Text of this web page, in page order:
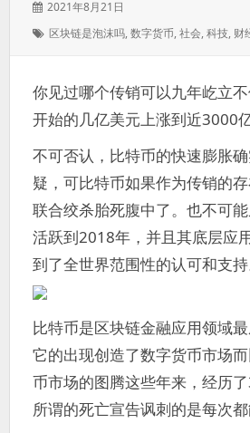
发
于：
2021年8月21日
标
区块链是泡沫吗,数字货币,社会,科技, 财
你见过哪个传销可以九年屹立
开始的几亿美元上涨到近3000
不可否认，比特币的快速膨胀
疑，可比特币如果作为传销的
联合绞杀胎死腹中了。也不可
活跃到2018年，并且其底层应
到了全世界范围性的认可和支持
比特币是区块链金融应用领域
它的出现创造了数字货币市场
币市场的图腾这些年来，经历
所谓的死亡宣告讽刺的是每次都